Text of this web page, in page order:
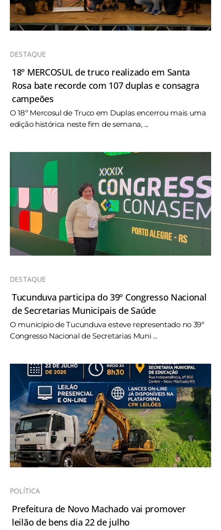
DESTAQUE
18º MERCOSUL de truco realizado em Santa
Rosa bate recorde com 107 duplas e consagra
campeões
O 18º Mercosul de Truco em Duplas encerrou mais uma
edição histórica neste fim de semana, ...
DESTAQUE
Tucunduva participa do 39º Congresso Nacional
de Secretarias Municipais de Saúde
O município de Tucunduva esteve representado no 39º
Congresso Nacional de Secretarias Muni ...
POLÍTICA
Prefeitura de Novo Machado vai promover
leilão de bens dia 22 de julho